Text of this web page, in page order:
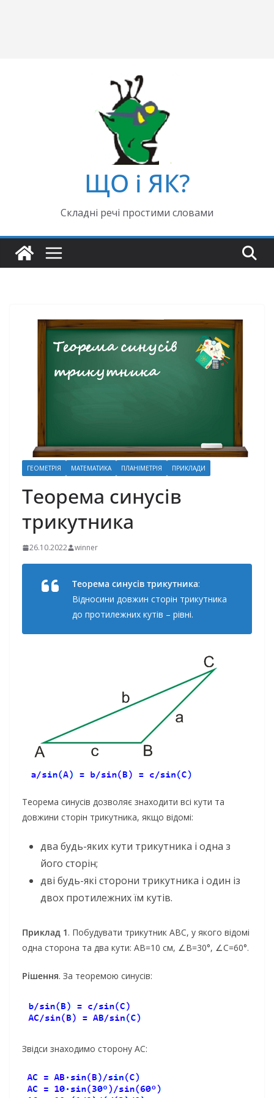
ЩО і ЯК?
Складні речі простими словами
ГЕОМЕТРІЯ МАТЕМАТИКА ПЛАНІМЕТРІЯ ПРИКЛАДИ
Теорема синусів
трикутника
26.10.2022 winner
Теорема синусів трикутника:
Відносини довжин сторін трикутника
до протилежних кутів – рівні.
Теорема синусів дозволяє знаходити всі кути та
довжини сторін трикутника, якщо відомі:
два будь-яких кути трикутника і одна з
його сторін;
дві будь-які сторони трикутника і один із
двох протилежних їм кутів.
Приклад 1. Побудувати трикутник АВС, у якого відомі
одна сторона та два кути: АВ=10 см, ∠B=30°, ∠C=60°.
Рішення. За теоремою синусів:
Звідси знаходимо сторону АС: